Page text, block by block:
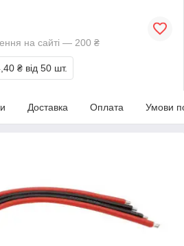
на сайті — 200 ₴
₴ від 50 шт.
Доставка Оплата Умови